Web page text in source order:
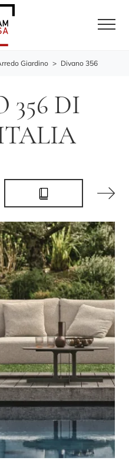
Giardino > Divano 356
356 DI